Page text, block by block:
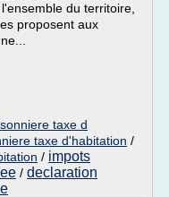
du territoire,
proposent aux
taxe d
taxe d'habitation /
/ impots
/ declaration